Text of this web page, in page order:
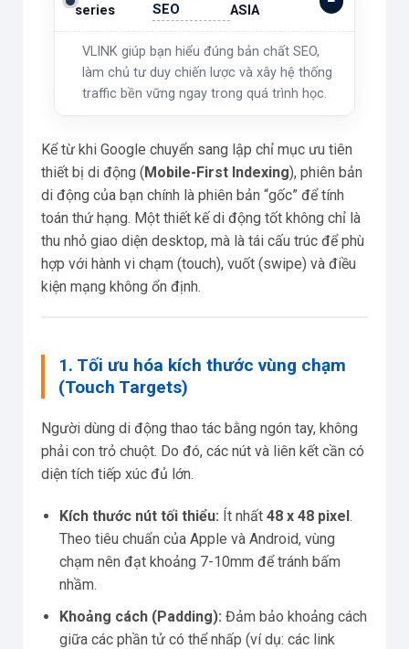
series
SEO
ASIA
VLINK giúp bạn hiểu đúng bản chất SEO,
làm chủ tư duy chiến lược và xây hệ thống
traffic bền vững ngay trong quá trình học.
Kể từ khi Google chuyển sang lập chỉ mục ưu tiên
thiết bị di động (Mobile-First Indexing), phiên bản
di động của bạn chính là phiên bản “gốc” để tính
toán thứ hạng. Một thiết kế di động tốt không chỉ là
thu nhỏ giao diện desktop, mà là tái cấu trúc để phù
hợp với hành vi chạm (touch), vuốt (swipe) và điều
kiện mạng không ổn định.
1. Tối ưu hóa kích thước vùng chạm
(Touch Targets)
Người dùng di động thao tác bằng ngón tay, không
phải con trỏ chuột. Do đó, các nút và liên kết cần có
diện tích tiếp xúc đủ lớn.
Kích thước nút tối thiểu: Ít nhất 48 x 48 pixel .
Theo tiêu chuẩn của Apple và Android, vùng
chạm nên đạt khoảng 7-10mm để tránh bấm
nhầm.
Khoảng cách (Padding): Đảm bảo khoảng cách
giữa các phần tử có thể nhấp (ví dụ: các link